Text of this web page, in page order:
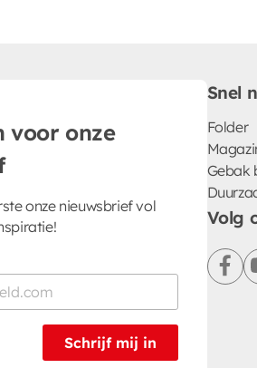
voor onze
onze nieuwsbrief vol
Schrijf mij in
Snel
Folder
Gebak
Volg